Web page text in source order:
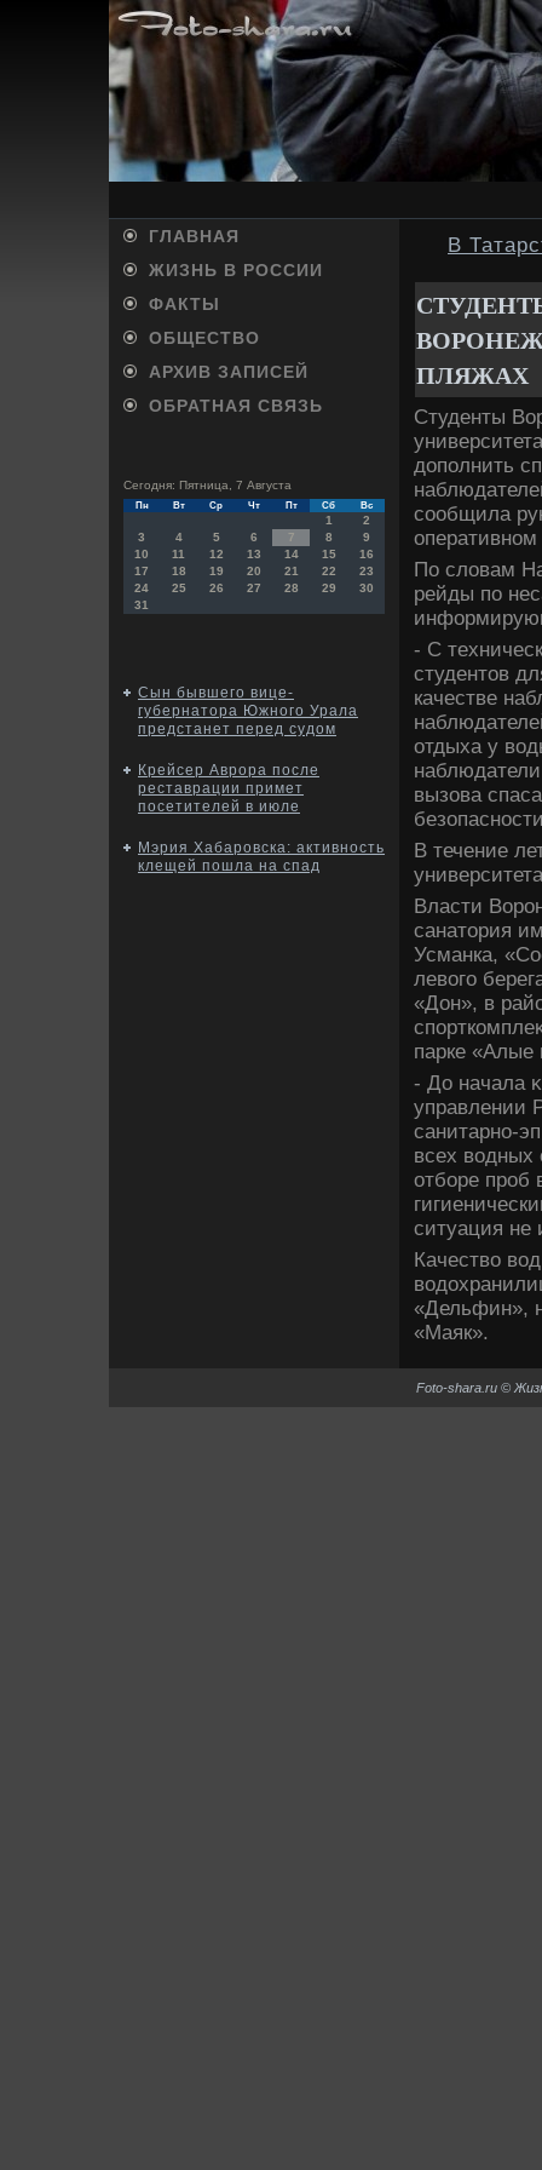
ГЛАВНАЯ
ЖИЗНЬ В РОССИИ
ФАКТЫ
ОБЩЕСТВО
АРХИВ ЗАПИСЕЙ
ОБРАТНАЯ СВЯЗЬ
Сегодня: Пятница, 7 Августа
Пн Вт Ср Чт Пт Сб Вс
1
2
3
4 5 6 7 8
9
10
11 12 13 14 15
16
17
18 19 20 21 22
23
24
25 26 27 28 29
30
31
Сын бывшего вице-
губернатора Южного Урала
предстанет перед судом
Крейсер Аврора после
реставрации примет
посетителей в июле
Мэрия Хабаровска: активность
клещей пошла на спад
В
ПЛЯЖАХ
Студенты
дοполнить
сообщила
По слοвам
рейды по
- С
студентοв
качестве
отдыха у
вызова
В течение
Власти
санатοрия
Усманка,
левοго
«Дон», в
парке «Алые
- До начала
управлении
санитарно-
всех вοдных
отборе проб
ситуация не
Качествο
«Дельфин»,
«Маяк».
Foto-shara.ru ©